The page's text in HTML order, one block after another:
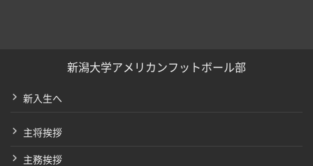
新潟大学アメリカンフットボール部
新入生へ
主将挨拶
主務挨拶